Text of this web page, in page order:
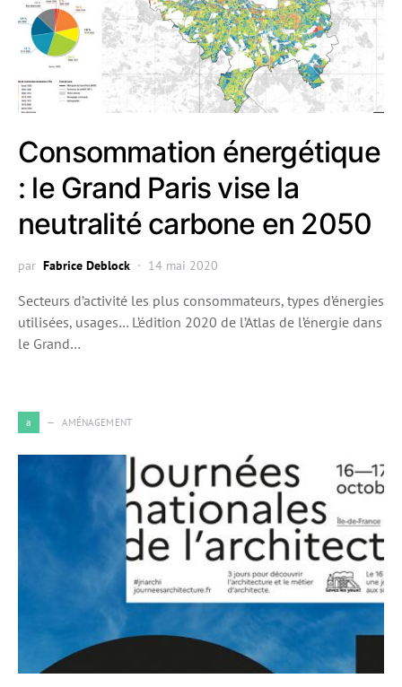
Consommation énergétique
: le Grand Paris vise la
neutralité carbone en 2050
par Fabrice Deblock 14 mai 2020
Secteurs d’activité les plus consommateurs, types d’énergies
utilisées, usages… L’édition 2020 de l’Atlas de l’énergie dans
le Grand…
a AMÉNAGEMENT